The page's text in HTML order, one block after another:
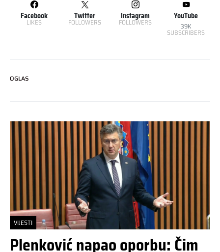
Facebook
LIKES
Twitter
FOLLOWERS
Instagram
FOLLOWERS
YouTube
39K
SUBSCRIBERS
OGLAS
VIJESTI
Plenković napao oporbu: Čim